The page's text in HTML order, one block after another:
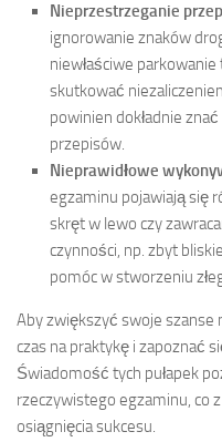
Nieprzestrzeganie
ignorowanie znaków
niewłaściwe
skutkować
powinien dokładnie
przepisów.
Nieprawidłowe
egzaminu pojawiają się
skręt w lewo czy
czynności, np. zbyt
pomóc w stworzeniu
Aby zwiększyć swoje szanse
czas na praktykę i zapoznać
Świadomość tych pułapek
rzeczywistego egzaminu, co
osiągnięcia sukcesu.